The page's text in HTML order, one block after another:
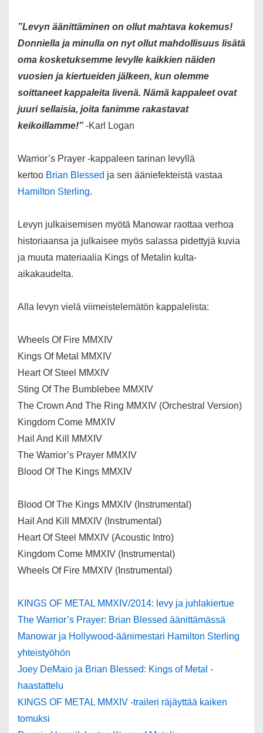
”Levyn äänittäminen on ollut mahtava kokemus!
Donniella ja minulla on nyt ollut mahdollisuus lisätä
oma kosketuksemme levylle kaikkien näiden
vuosien ja kiertueiden jälkeen, kun olemme
soittaneet kappaleita livenä. Nämä kappaleet ovat
juuri sellaisia, joita fanimme rakastavat
keikoillamme!” -Karl Logan
Warrior’s Prayer -kappaleen tarinan levyllä
kertoo Brian Blessed ja sen ääniefekteistä vastaa
Hamilton Sterling.
Levyn julkaisemisen myötä Manowar raottaa verhoa
historiaansa ja julkaisee myös salassa pidettyjä kuvia
ja muuta materiaalia Kings of Metalin kulta-
aikakaudelta.
Alla levyn vielä viimeistelemätön kappalelista:
Wheels Of Fire MMXIV
Kings Of Metal MMXIV
Heart Of Steel MMXIV
Sting Of The Bumblebee MMXIV
The Crown And The Ring MMXIV (Orchestral Version)
Kingdom Come MMXIV
Hail And Kill MMXIV
The Warrior’s Prayer MMXIV
Blood Of The Kings MMXIV
Blood Of The Kings MMXIV (Instrumental)
Hail And Kill MMXIV (Instrumental)
Heart Of Steel MMXIV (Acoustic Intro)
Kingdom Come MMXIV (Instrumental)
Wheels Of Fire MMXIV (Instrumental)
KINGS OF METAL MMXIV/2014: levy ja juhlakiertue
The Warrior’s Prayer: Brian Blessed äänittämässä
Manowar ja Hollywood-äänimestari Hamilton Sterling
yhteistyöhön
Joey DeMaio ja Brian Blessed: Kings of Metal -
haastattelu
KINGS OF METAL MMXIV -traileri räjäyttää kaiken
tomuksi